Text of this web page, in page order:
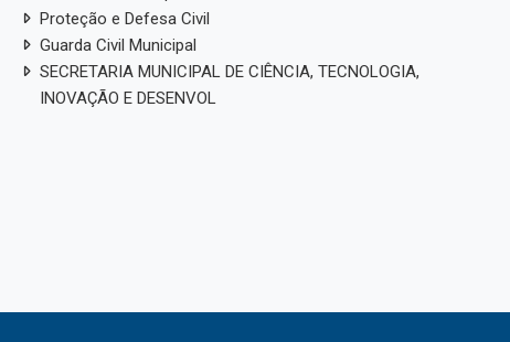
Proteção e Defesa Civil
Guarda Civil Municipal
SECRETARIA MUNICIPAL DE CIÊNCIA, TECNOLOGIA,
INOVAÇÃO E DESENVOL